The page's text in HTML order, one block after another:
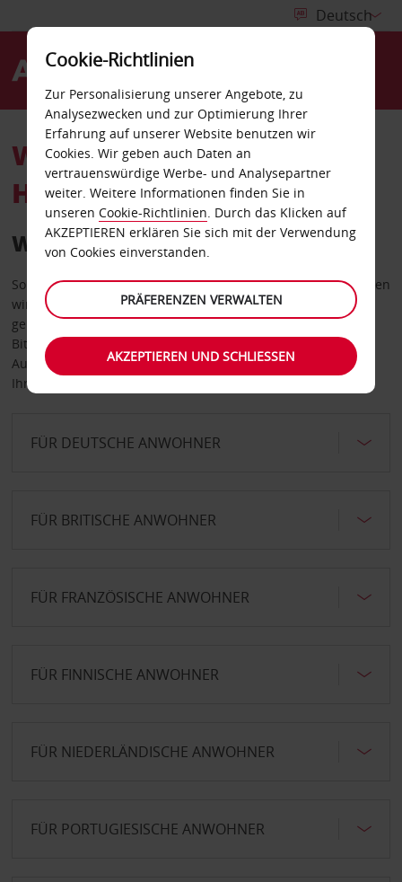
WOMIT KÖNNEN WIR
HELFEN?
Wir sind für Sie da
Sollten Sie Fragen zur Buchung oder Anmietung haben, freuen
wir uns über einen Anruf oder eine E-Mail und helfen Ihnen
gerne weiter.
Bitte geben Sie bei Ihrer Anfrage Ihre Buchungsnummer an.
Auf diese Weise können wir Ihre Daten schneller finden und
Ihren Wünschen besser entsprechen.
FÜR DEUTSCHE ANWOHNER
FÜR BRITISCHE ANWOHNER
FÜR FRANZÖSISCHE ANWOHNER
FÜR FINNISCHE ANWOHNER
FÜR NIEDERLÄNDISCHE ANWOHNER
FÜR PORTUGIESISCHE ANWOHNER
Cookie-Richtlinien
Zur Personalisierung unserer Angebote, zu
Analysezwecken und zur Optimierung Ihrer
Erfahrung auf unserer Website benutzen wir
Cookies. Wir geben auch Daten an
vertrauenswürdige Werbe- und Analysepartner
weiter. Weitere Informationen finden Sie in
unseren Cookie-Richtlinien. Durch das Klicken auf
AKZEPTIEREN erklären Sie sich mit der Verwendung
von Cookies einverstanden.
PRÄFERENZEN VERWALTEN
AKZEPTIEREN UND SCHLIESSEN